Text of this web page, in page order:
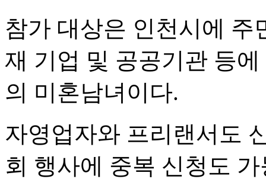
참가 대상은 인천시에 주
재 기업 및 공공기관 등
의 미혼남녀이다.
자영업자와 프리랜서도
회 행사에 중복 신청도